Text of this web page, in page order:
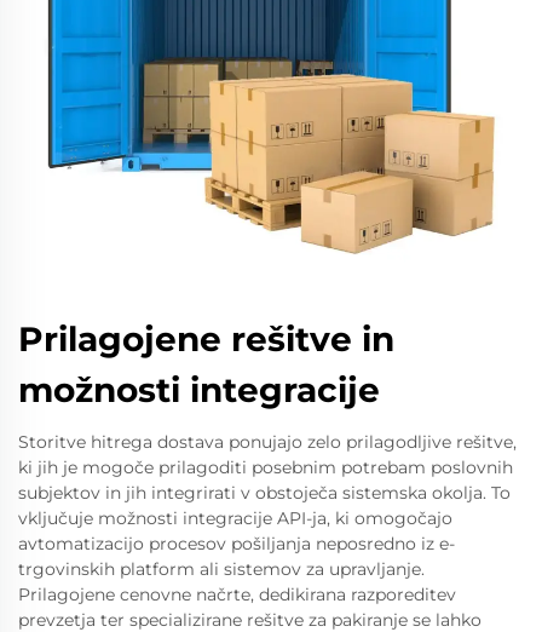
Prilagojene rešitve in
možnosti integracije
Storitve hitrega dostava ponujajo zelo prilagodljive rešitve,
ki jih je mogoče prilagoditi posebnim potrebam poslovnih
subjektov in jih integrirati v obstoječa sistemska okolja. To
vključuje možnosti integracije API-ja, ki omogočajo
avtomatizacijo procesov pošiljanja neposredno iz e-
trgovinskih platform ali sistemov za upravljanje.
Prilagojene cenovne načrte, dedikirana razporeditev
prevzetja ter specializirane rešitve za pakiranje se lahko